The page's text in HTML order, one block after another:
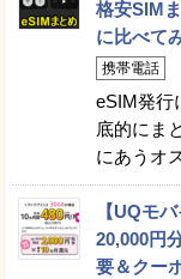
格安SIM
に比べて
携帯電話
eSIM発行
底的にま
にあうオ
【UQモ
20,000円
要＆クー